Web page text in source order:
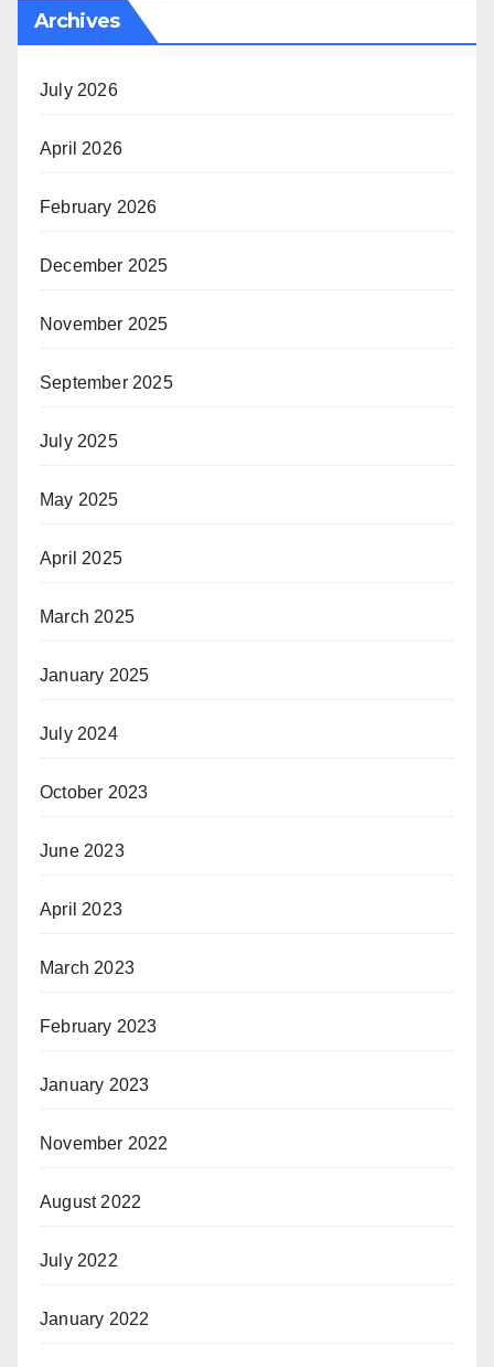
Archives
July 2026
April 2026
February 2026
December 2025
November 2025
September 2025
July 2025
May 2025
April 2025
March 2025
January 2025
July 2024
October 2023
June 2023
April 2023
March 2023
February 2023
January 2023
November 2022
August 2022
July 2022
January 2022